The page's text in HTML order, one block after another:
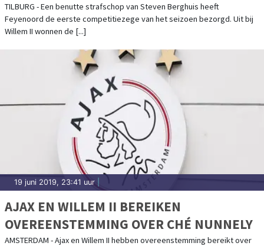
TILBURG - Een benutte strafschop van Steven Berghuis heeft
Feyenoord de eerste competitiezege van het seizoen bezorgd. Uit bij
Willem II wonnen de [...]
19 juni 2019, 23:41 uur
AJAX EN WILLEM II BEREIKEN
OVEREENSTEMMING OVER CHÉ NUNNELY
AMSTERDAM - Ajax en Willem II hebben overeenstemming bereikt over